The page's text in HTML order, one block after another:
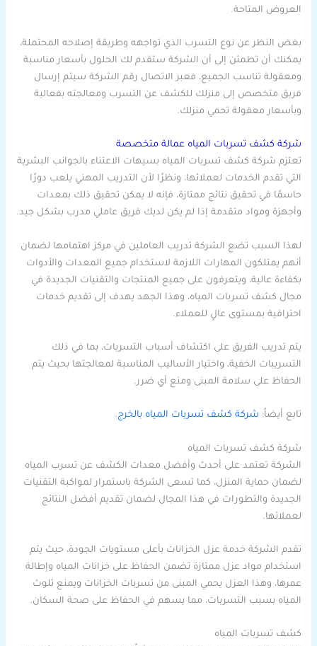
العروض المتاحة.
بغض النظر عن نوع التسرب الذي تواجهه وطريقة إصلاحه المحتملة،
يمكنك أن تطمئن إلى أن الشركة ستقدم لك الحلول بأسعار مناسبة
ومعقولة تناسب الجميع، فعبر الاتصال رقم الشركة سيتم إرسال
فريق متخصص إلى منزلك للكشف عن التسرب ومعالجته بفعالية
وبأسعار معقولة تحمي منزلك.
شركة كشف تسربات المياه عمالة متخصصة
تعتزم شركة كشف تسربات المياه بسيهات الاعتناء بالجوانب البشرية
التي تقدم الخدمات لعملائها، ونظرًا لأن التدريب المهني يلعب دورًا
حاسمًا في تحقيق نتائج ممتازة، فإنه لا يمكن تحقيق ذلك بمعدات
وأجهزة ومواد متقدمة إذا لم يكن لديك فريق عاملي مدرب بشكل جيد.
لهذا السبب تضع الشركة تدريب العاملين في مركز اهتمامها لضمان
أنهم يمتلكون المهارات اللازمة لاستخدام جميع المعدات والأدوات
بكفاءة عالية، ويتعرفون على جميع المنتجات والتقنيات الجديدة في
مجال كشف تسربات المياه، وهذا الجهد يهدف إلى تقديم خدمات
احترافية بمستوى عالٍ للعملاء.
يتم تدريب الفريق على اكتشاف أسباب التسربات، بما في ذلك
التسريبات الخفية، واختيار الأساليب المناسبة لمعالجتها بحيث يتم
الحفاظ على سلامة المبنى ومنع أي ضرر.
تابع أيضاً: شركة كشف تسربات المياه بالخرج.
شركة كشف تسربات المياه
الشركة تعتمد على أحدث وأفضل معدات الكشف عن تسرب المياه
لضمان حماية المنزل، كما تسعى الشركة باستمرار لمواكبة التقنيات
الجديدة والتطورات في هذا المجال لضمان تقديم أفضل النتائج
لعملائها.
تقدم الشركة خدمة عزل الخزانات بأعلى مستويات الجودة، حيث يتم
استخدام مواد عزل ممتازة تضمن الحفاظ على خزانات المياه وإطالة
عمرها، وهذا العزل يحمي المبنى من تسربات الخزانات ويمنع تلوث
المياه بسبب التسربات، مما يسهم في الحفاظ على صحة السكان.
كشف تسربات المياه